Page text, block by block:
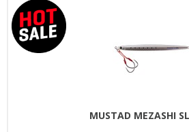
MUSTAD MEZASHI